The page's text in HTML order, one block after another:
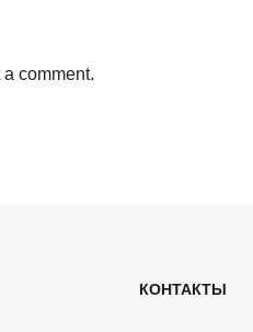
a comment.
КОНТАКТЫ